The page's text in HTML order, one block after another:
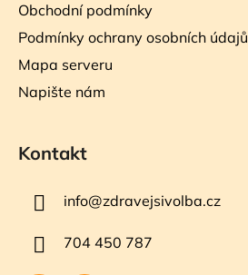
Obchodní podmínky
Podmínky ochrany osobních údajů
Mapa serveru
Napište nám
Kontakt
info@zdravejsivolba.cz
704 450 787